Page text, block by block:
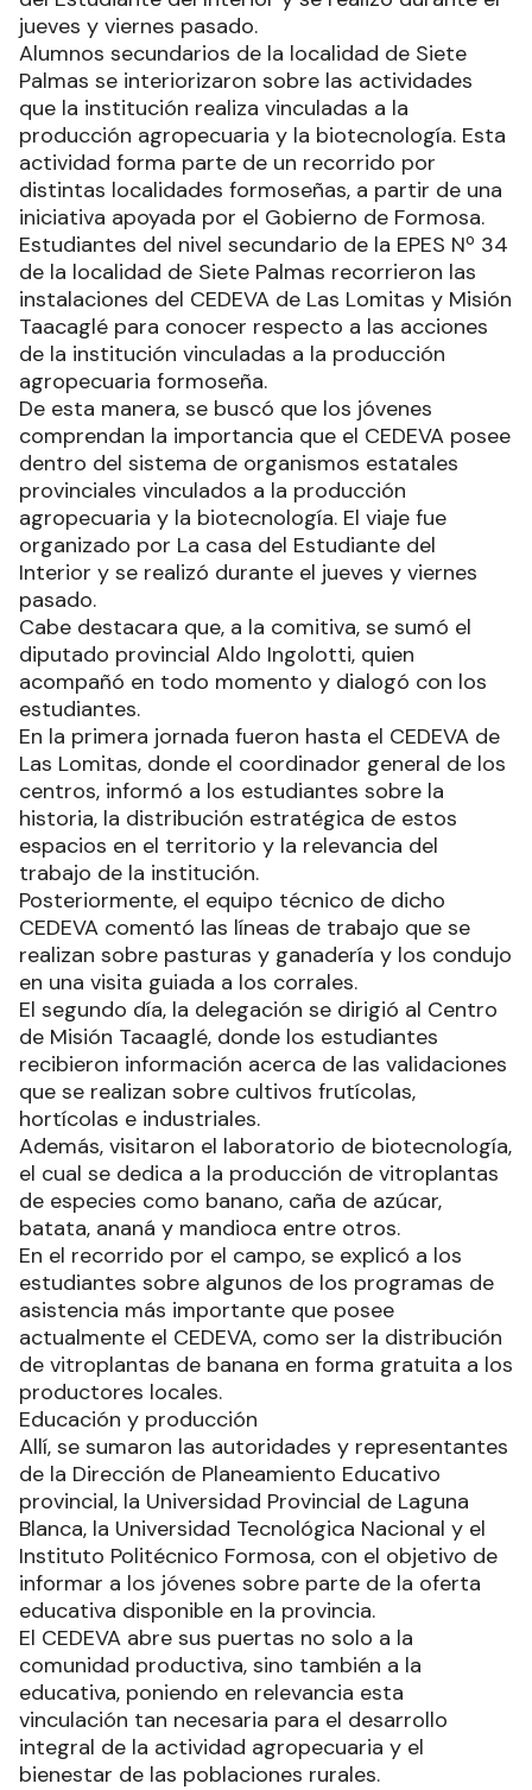
jueves y viernes pasado.
Alumnos secundarios de la localidad de Siete
Palmas se interiorizaron sobre las actividades
que la institución realiza vinculadas a la
producción agropecuaria y la biotecnología. Esta
actividad forma parte de un recorrido por
distintas localidades formoseñas, a partir de una
iniciativa apoyada por el Gobierno de Formosa.
Estudiantes del nivel secundario de la EPES Nº 34
de la localidad de Siete Palmas recorrieron las
instalaciones del CEDEVA de Las Lomitas y Misión
Taacaglé para conocer respecto a las acciones
de la institución vinculadas a la producción
agropecuaria formoseña.
De esta manera, se buscó que los jóvenes
comprendan la importancia que el CEDEVA posee
dentro del sistema de organismos estatales
provinciales vinculados a la producción
agropecuaria y la biotecnología. El viaje fue
organizado por La casa del Estudiante del
Interior y se realizó durante el jueves y viernes
pasado.
Cabe destacara que, a la comitiva, se sumó el
diputado provincial Aldo Ingolotti, quien
acompañó en todo momento y dialogó con los
estudiantes.
En la primera jornada fueron hasta el CEDEVA de
Las Lomitas, donde el coordinador general de los
centros, informó a los estudiantes sobre la
historia, la distribución estratégica de estos
espacios en el territorio y la relevancia del
trabajo de la institución.
Posteriormente, el equipo técnico de dicho
CEDEVA comentó las líneas de trabajo que se
realizan sobre pasturas y ganadería y los condujo
en una visita guiada a los corrales.
El segundo día, la delegación se dirigió al Centro
de Misión Tacaaglé, donde los estudiantes
recibieron información acerca de las validaciones
que se realizan sobre cultivos frutícolas,
hortícolas e industriales.
Además, visitaron el laboratorio de biotecnología,
el cual se dedica a la producción de vitroplantas
de especies como banano, caña de azúcar,
batata, ananá y mandioca entre otros.
En el recorrido por el campo, se explicó a los
estudiantes sobre algunos de los programas de
asistencia más importante que posee
actualmente el CEDEVA, como ser la distribución
de vitroplantas de banana en forma gratuita a los
productores locales.
Educación y producción
Allí, se sumaron las autoridades y representantes
de la Dirección de Planeamiento Educativo
provincial, la Universidad Provincial de Laguna
Blanca, la Universidad Tecnológica Nacional y el
Instituto Politécnico Formosa, con el objetivo de
informar a los jóvenes sobre parte de la oferta
educativa disponible en la provincia.
El CEDEVA abre sus puertas no solo a la
comunidad productiva, sino también a la
educativa, poniendo en relevancia esta
vinculación tan necesaria para el desarrollo
integral de la actividad agropecuaria y el
bienestar de las poblaciones rurales.